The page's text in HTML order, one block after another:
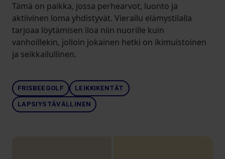
Tämä on paikka, jossa perhearvot, luonto ja
aktiivinen loma yhdistyvät. Vierailu elämystilalla
tarjoaa löytämisen iloa niin nuorille kuin
vanhoillekin, jolloin jokainen hetki on ikimuistoinen
ja seikkailullinen.
FRISBEEGOLF LEIKKIKENTÄT
LAPSIYSTÄVÄLLINEN